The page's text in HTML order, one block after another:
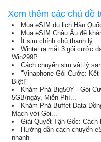
Xem thêm các chủ đề
Mua eSIM du lịch Hàn
Mua eSIM Châu Âu để
Ít sim chính chủ thanh lý
Wintel ra mắt 3 gói cước
Win299P
Cách chuyển sim vật lý
"Vinaphone Gói Cước:
Biệt!"
Khám Phá Big50Y - Gói
5GB/ngày, Miễn Phí...
Khám Phá Buffet Data
Mạch với Gói...
Giải Quyết Tận Gốc:
Hướng dẫn cách chuyển
nhanh